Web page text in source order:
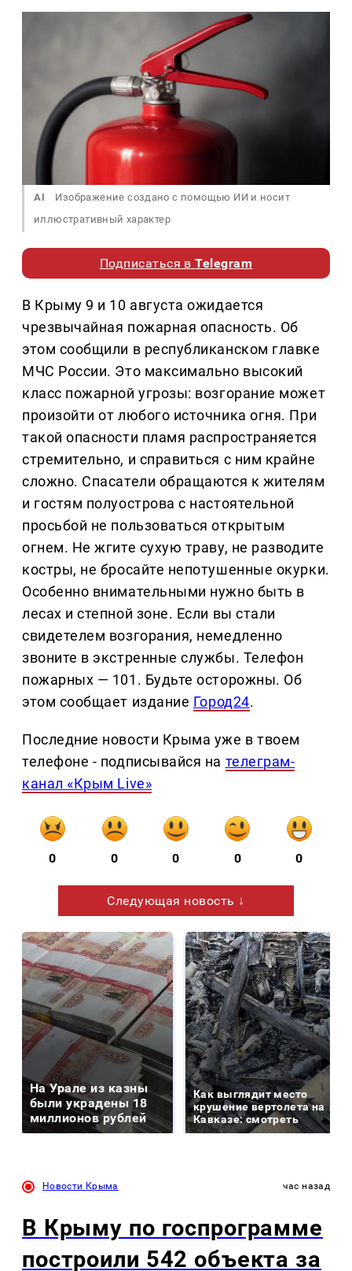
AI
Изображение создано с помощью ИИ и носит
иллюстративный характер
Подписаться вTelegram
В Крыму 9 и 10 августа ожидается
чрезвычайная пожарная опасность. Об
этом сообщили в республиканском главке
МЧС России. Это максимально высокий
класс пожарной угрозы: возгорание может
произойти от любого источника огня. При
такой опасности пламя распространяется
стремительно, и справиться с ним крайне
сложно. Спасатели обращаются к жителям
и гостям полуострова с настоятельной
просьбой не пользоваться открытым
огнем. Не жгите сухую траву, не разводите
костры, не бросайте непотушенные окурки.
Особенно внимательными нужно быть в
лесах и степной зоне. Если вы стали
свидетелем возгорания, немедленно
звоните в экстренные службы. Телефон
пожарных — 101. Будьте осторожны. Об
этом сообщает издание Город24.
Последние новости Крыма уже в твоем
телефоне - подписывайся на телеграм-
канал «Крым Live»
0 0 0 0 0
Следующая новость ↓
На Урале из казны
были украдены 18
миллионов рублей
Как выглядит место
крушение вертолета на
Кавказе: смотреть
Новости Крыма час назад
В Крыму по госпрограмме
построили 542 объекта за